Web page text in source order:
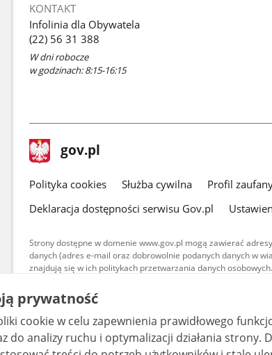
KONTAKT
Infolinia dla Obywatela
(22) 56 31 388
W dni robocze
w godzinach: 8:15-16:15
stopka
gov.pl Strona
gov.pl
gov.pl
Polityka cookies Służba cywilna Profil
Deklaracja dostępności serwisu Gov.pl
Strony dostępne w domenie www.gov.pl mogą zawierać
danych (adres e-mail oraz dobrowolnie podanych danych w
znajdują się w ich politykach przetwarzania danych osobowych.
Treści tekstowe publikowane w serwisie (z
udostępniane na licencji typu Creative
warunkach 4.0 (CC BY-SA 4.0). Materiały
są udostępniane na licencji typu Creative
bez utworów zależnych 4.0 (CC BY-NC-ND 4.0),
prywatność
cookie w celu zapewnienia prawidłowego
analizy ruchu i optymalizacji działania strony. Dzięki nim